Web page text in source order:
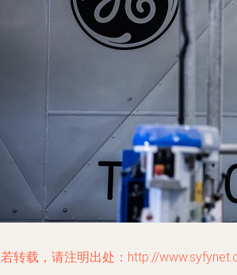
转载，请注明出处：http://